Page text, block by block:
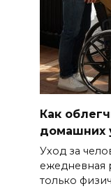
Как
домашних
Уход за
ежедневная
только